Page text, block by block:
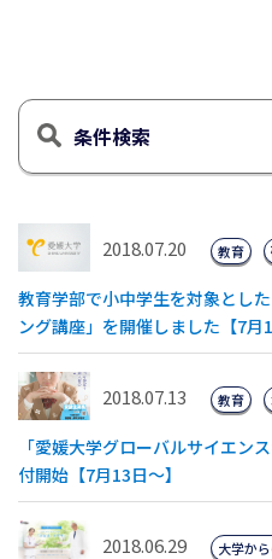
条件検索
2018.07.20
教育学部で小中学生を対象とし
ング講座」を開催しました【7月
教育
2018.07.13
「愛媛大学グローバルサイエン
付開始【7月13日～】
教育
2018.06.29 大学か